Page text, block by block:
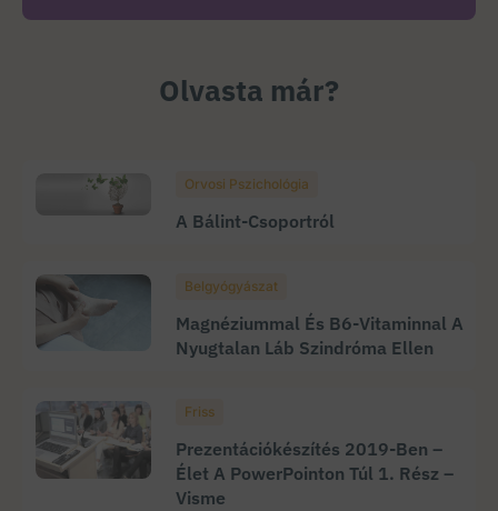
Olvasta már?
Orvosi Pszichológia
A Bálint-Csoportról
Belgyógyászat
Magnéziummal És B6-Vitaminnal A
Nyugtalan Láb Szindróma Ellen
Friss
Prezentációkészítés 2019-Ben –
Élet A PowerPointon Túl 1. Rész –
Visme